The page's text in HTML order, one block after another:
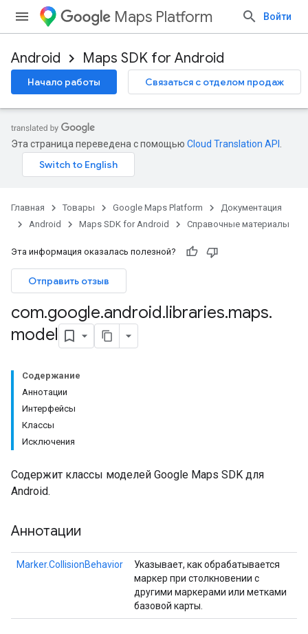
Maps Platform Войти
Android Maps SDK for Android
Начало работы Связаться с отделом продаж
Эта страница переведена с помощью Cloud Translation API
Главная Товары Google Maps Platform
Документация
Android
Maps SDK for Android Справочные материалы
Эта информация оказалась полезной?
Отправить отзыв
com.google.android.libraries.maps.
model
Содержание
Аннотации
Интерфейсы
Классы
Исключения
Содержит классы моделей Google Maps SDK для
Android.
Аннотации
Marker.CollisionBehavior
Указывает, как обрабатывается
маркер при столкновении с
другими маркерами или метками
базовой карты.